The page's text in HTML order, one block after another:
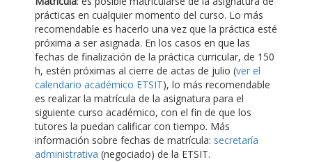
prácticas en cualquier momento del curso. Lo más
recomendable es hacerlo una vez que la práctica esté
próxima a ser asignada. En los casos en que las
fechas de finalización de la práctica curricular, de 150
h, estén próximas al cierre de actas de julio (ver el
calendario académico ETSIT), lo más recomendable
es realizar la matrícula de la asignatura para el
siguiente curso académico, con el fin de que los
tutores la puedan calificar con tiempo. Más
información sobre fechas de matrícula: secretaría
administrativa (negociado) de la ETSIT.